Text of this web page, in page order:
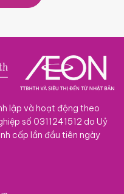
lập và hoạt động theo
số 0311241512 do Uỷ
cấp lần đầu tiên ngày